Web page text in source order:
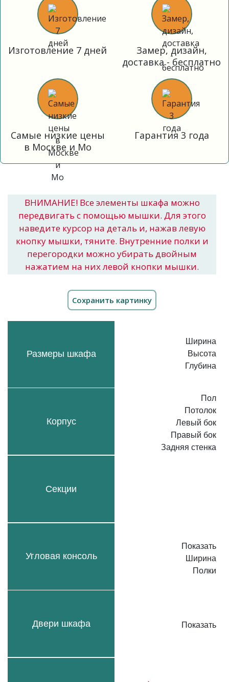
Изготовление 7 дней
Замер, дизайн,
доставка - бесплатно
Самые низкие цены
в Москве и Мо
Гарантия 3 года
ВНИМАНИЕ! Все элементы шкафа можно
передвигать с помощью мышки. Для этого
наведите курсор на деталь и, нажав левую
кнопку мышки, тяните. Внутренние полки и
перегородки можно убирать двойным
нажатием на них левой кнопки мышки.
Размеры шкафа
Корпус
Секции
Угловая консоль
Двери шкафа
Ширина
Высота
Глубина
Пол
Потолок
Левый бок
Правый бок
Задняя стенка
Показать
Ширина
Полки
Показать